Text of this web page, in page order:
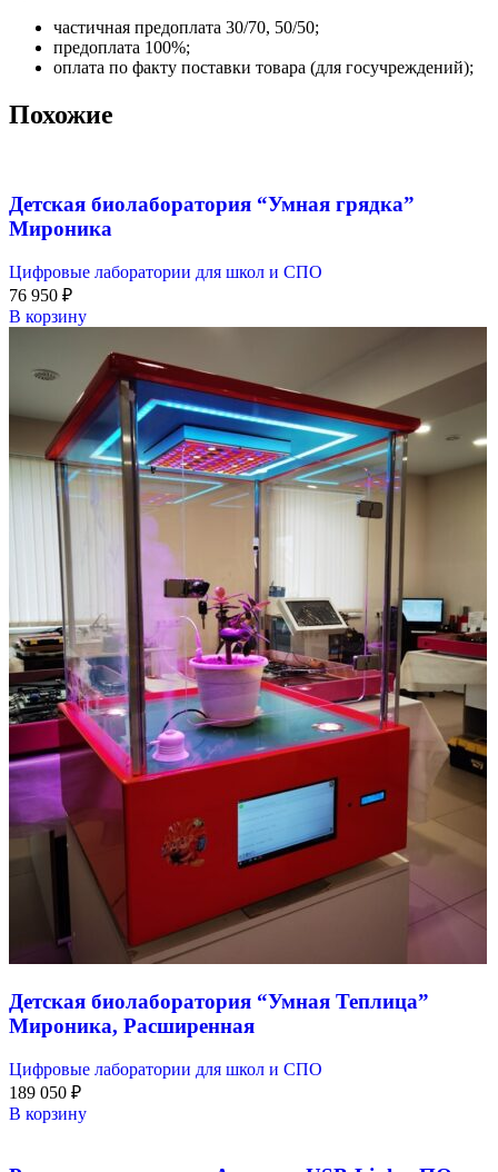
частичная предоплата 30/70, 50/50;
предоплата 100%;
оплата по факту поставки товара (для госучреждений);
Похожие
Детская биолаборатория “Умная грядка”
Мироника
Цифровые лаборатории для школ и СПО
76 950 ₽
В корзину
Детская биолаборатория “Умная Теплица”
Мироника, Расширенная
Цифровые лаборатории для школ и СПО
189 050 ₽
В корзину